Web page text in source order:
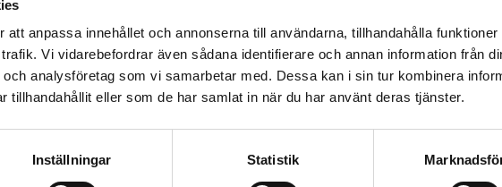
att anpassa innehållet och annonserna till användarna, tillhandahålla funktioner
Vi vidarebefordrar även sådana identifierare och annan information från
analysföretag som vi samarbetar med. Dessa kan i sin tur kombinera
tillhandahållit eller som de har samlat in när du har använt deras tjänster.
Inställningar Statistik
livslängd (per skiva om 50 fordon)
rena kontaktytor förfalskning av hjulåtdragningsvridmomentet
genom öppenporigt slipmedel och koppformad slipskiva